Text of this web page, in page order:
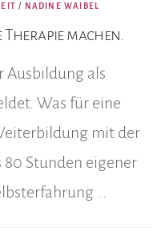
/ NADINE WAIBEL
machen.
Ausbildung als
Was für eine
mit der
Stunden eigener
…